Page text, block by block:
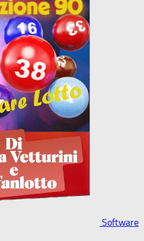
Software